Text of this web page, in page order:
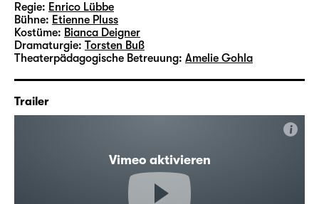
„Der nackte Wahnsinn“ ist rasanter Slapstick
und, bei allen Witzen über das
Theatermetier, gleichzeitig auch eine große
Liebeserklärung an das Theater — und ein
Stück, das den Spielern ein Höchstmaß an
Präzision und Timing abverlangt.
Regie: Enrico Lübbe
Bühne: Etienne Pluss
Kostüme: Bianca Deigner
Dramaturgie: Torsten Buß
Theaterpädagogische Betreuung: Amelie Gohla
Trailer
Vimeo aktivieren
i